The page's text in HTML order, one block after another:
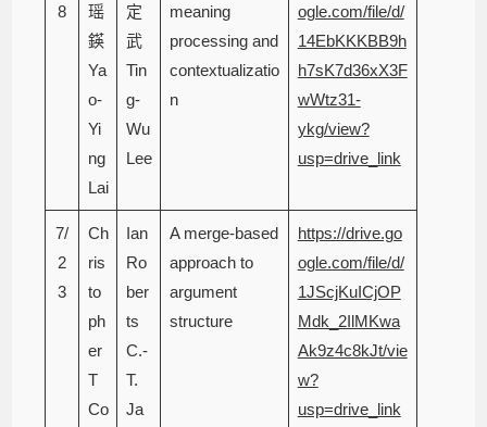
8
瑶
鍈
Ya
o-
Yi
ng
Lai
定
武
Tin
g-
Wu
Lee
meaning
processing and
contextualizatio
n
ogle.com/file/d/
14EbKKKBB9h
h7sK7d36xX3F
wWtz31-
ykg/view?
usp=drive_link
7/
2
3
Ch
ris
to
ph
er
T
Co
Ian
Ro
ber
ts
C.-
T.
Ja
A merge-based
approach to
argument
structure
https://drive.go
ogle.com/file/d/
1JScjKuICjOP
Mdk_2IlMKwa
Ak9z4c8kJt/vie
w?
usp=drive_link